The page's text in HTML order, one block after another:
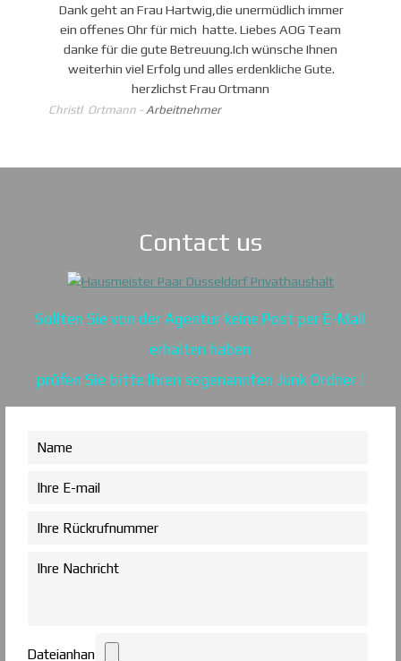
Dank geht an Frau Hartwig,die unermüdlich immer
ein offenes Ohr für mich hatte. Liebes AOG Team
danke für die gute Betreuung.Ich wünsche Ihnen
weiterhin viel Erfolg und alles erdenkliche Gute.
herzlichst Frau Ortmann
Christl Ortmann - Arbeitnehmer
Contact us
Sollten Sie von der Agentur keine Post per E-Mail
erhalten haben
prüfen Sie bitte Ihren sogenannten Junk Ordner !
Dateianhang